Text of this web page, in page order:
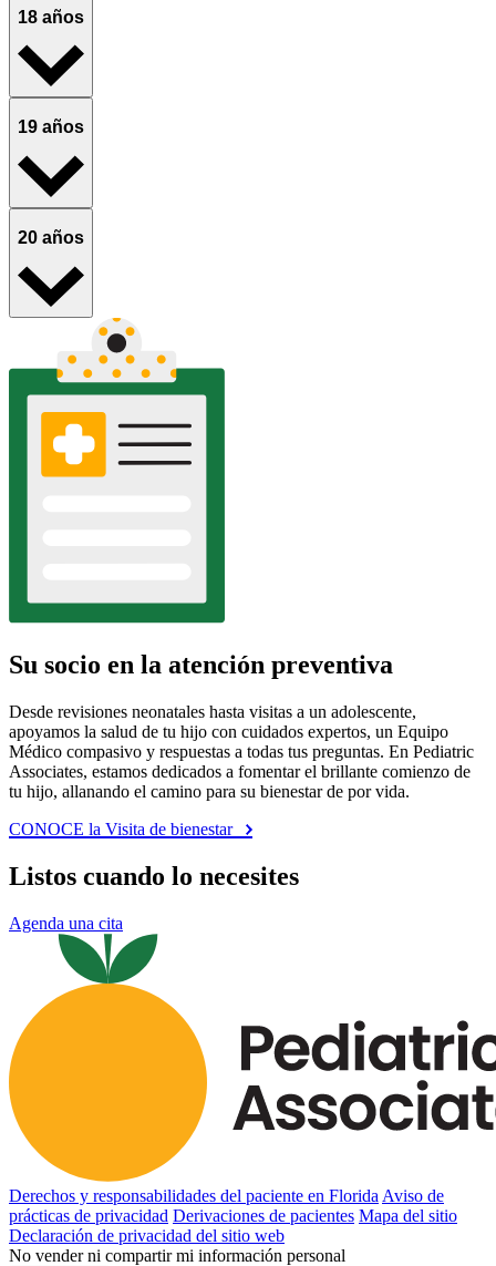
18 años
19 años
20 años
Su socio en la atención preventiva
Desde revisiones neonatales hasta visitas a un adolescente,
apoyamos la salud de tu hijo con cuidados expertos, un Equipo
Médico compasivo y respuestas a todas tus preguntas. En Pediatric
Associates, estamos dedicados a fomentar el brillante comienzo de
tu hijo, allanando el camino para su bienestar de por vida.
CONOCE la Visita de bienestar
Listos cuando lo necesites
Agenda una cita
Derechos y responsabilidades del paciente en Florida Aviso de
prácticas de privacidad Derivaciones de pacientes Mapa del sitio
Declaración de privacidad del sitio web
No vender ni compartir mi información personal